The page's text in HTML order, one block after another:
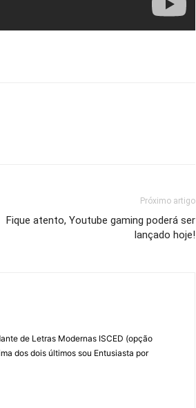
Próximo artigo
Fique atento, Youtube gaming poderá ser
lançado hoje!
de Letras Modernas ISCED (opção
dos dois últimos sou Entusiasta por